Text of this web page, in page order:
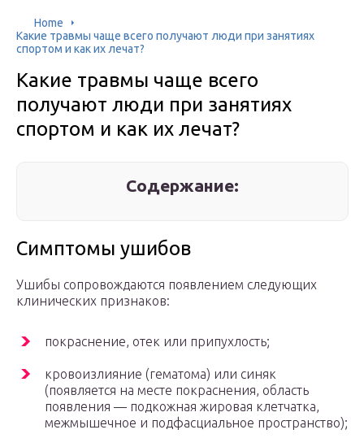
Home
Какие травмы чаще всего получают люди при занятиях
спортом и как их лечат?
Какие травмы чаще всего
получают люди при занятиях
спортом и как их лечат?
Содержание:
Симптомы ушибов
Ушибы сопровождаются появлением следующих
клинических признаков:
покраснение, отек или припухлость;
кровоизлияние (гематома) или синяк
(появляется на месте покраснения, область
появления — подкожная жировая клетчатка,
межмышечное и подфасциальное пространство);